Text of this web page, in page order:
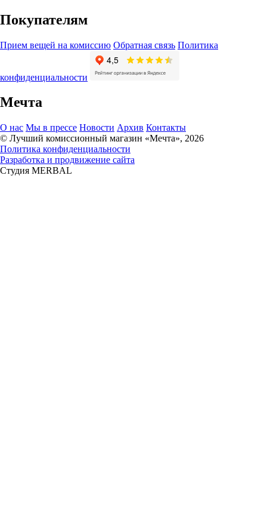
Покупателям
Прием вещей на комиссию Обратная связь Политика
конфиденциальности
Мечта
О нас Мы в прессе Новости Архив Контакты
© Лучший комиссионный магазин «Мечта», 2026
Политика конфиденциальности
Разработка и продвижение сайта
Студия MERBAL